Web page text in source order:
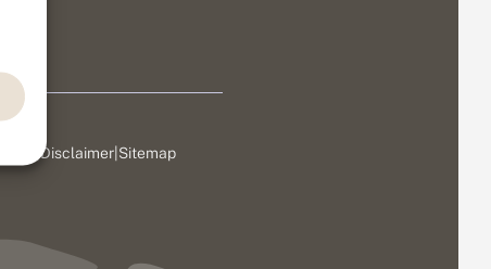
Disclaimer Sitemap